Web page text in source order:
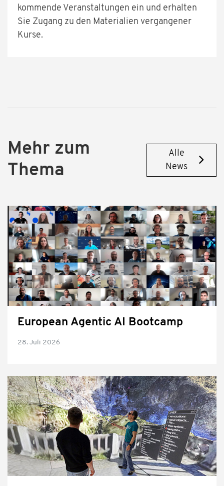
kommende Veranstaltungen ein und erhalten
Sie Zugang zu den Materialien vergangener
Kurse.
Mehr zum
Thema
Alle
News
European Agentic AI Bootcamp
28. Juli 2026